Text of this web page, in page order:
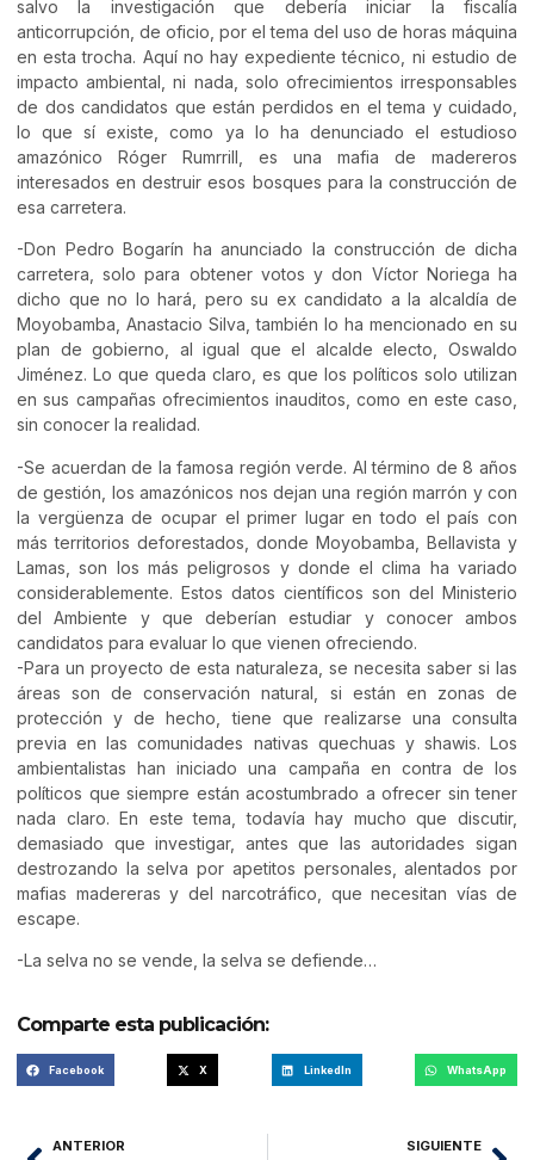
salvo la investigación que debería iniciar la fiscalía
anticorrupción, de oficio, por el tema del uso de horas máquina
en esta trocha. Aquí no hay expediente técnico, ni estudio de
impacto ambiental, ni nada, solo ofrecimientos irresponsables
de dos candidatos que están perdidos en el tema y cuidado,
lo que sí existe, como ya lo ha denunciado el estudioso
amazónico Róger Rumrrill, es una mafia de madereros
interesados en destruir esos bosques para la construcción de
esa carretera.
-Don Pedro Bogarín ha anunciado la construcción de dicha
carretera, solo para obtener votos y don Víctor Noriega ha
dicho que no lo hará, pero su ex candidato a la alcaldía de
Moyobamba, Anastacio Silva, también lo ha mencionado en su
plan de gobierno, al igual que el alcalde electo, Oswaldo
Jiménez. Lo que queda claro, es que los políticos solo utilizan
en sus campañas ofrecimientos inauditos, como en este caso,
sin conocer la realidad.
-Se acuerdan de la famosa región verde. Al término de 8 años
de gestión, los amazónicos nos dejan una región marrón y con
la vergüenza de ocupar el primer lugar en todo el país con
más territorios deforestados, donde Moyobamba, Bellavista y
Lamas, son los más peligrosos y donde el clima ha variado
considerablemente. Estos datos científicos son del Ministerio
del Ambiente y que deberían estudiar y conocer ambos
candidatos para evaluar lo que vienen ofreciendo.
-Para un proyecto de esta naturaleza, se necesita saber si las
áreas son de conservación natural, si están en zonas de
protección y de hecho, tiene que realizarse una consulta
previa en las comunidades nativas quechuas y shawis. Los
ambientalistas han iniciado una campaña en contra de los
políticos que siempre están acostumbrado a ofrecer sin tener
nada claro. En este tema, todavía hay mucho que discutir,
demasiado que investigar, antes que las autoridades sigan
destrozando la selva por apetitos personales, alentados por
mafias madereras y del narcotráfico, que necesitan vías de
escape.
-La selva no se vende, la selva se defiende…
Comparte esta publicación:
Facebook X LinkedIn WhatsApp
ANTERIOR SIGUIENTE